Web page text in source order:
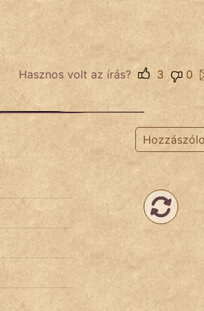
Hasznos volt az írás? 0
3